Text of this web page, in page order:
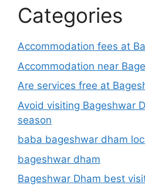
Categories
Accommodation fees at
Accommodation near
Are services free at
Avoid visiting Bageshwar
season
baba bageshwar dham
bageshwar dham
Bageshwar Dham best